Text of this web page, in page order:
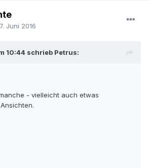
7. Juni 2016
10:44 schrieb Petrus:
- vielleicht auch etwas